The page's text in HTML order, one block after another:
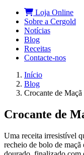
Loja Online
Sobre a Cergold
Notícias
Blog
Receitas
Contacte‑nos
Início
Blog
Crocante de Maçã
Crocante de
Uma receita irresistível
recheio de bolo de